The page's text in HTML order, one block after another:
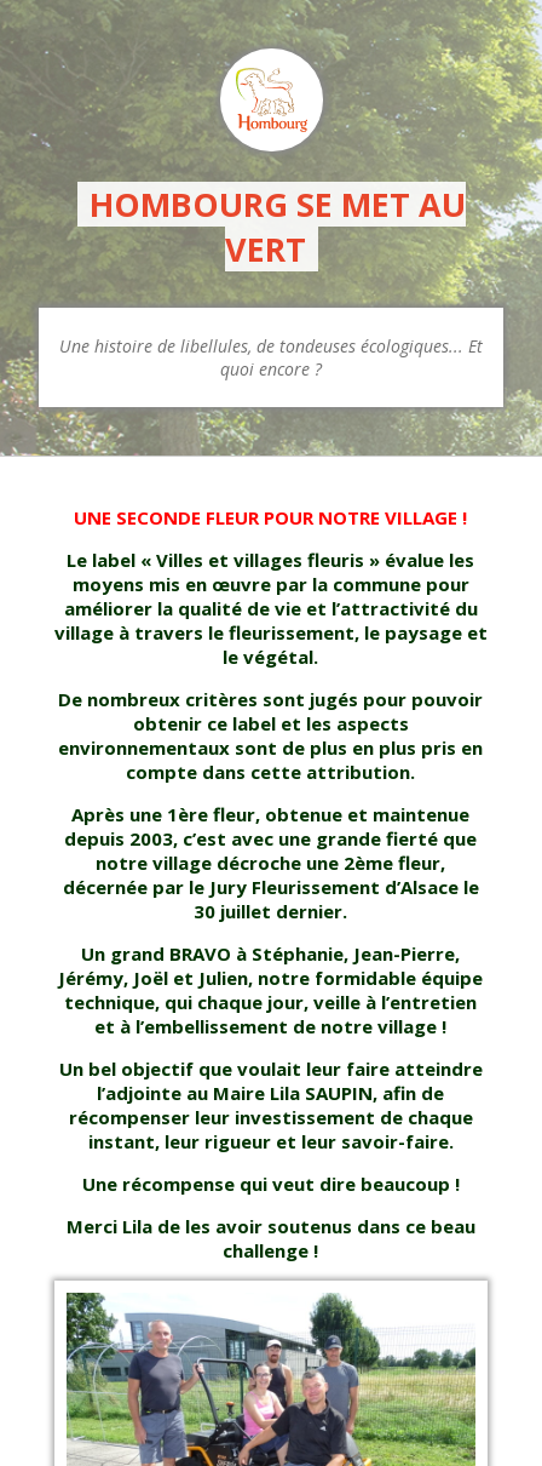
HOMBOURG SE MET AU
VERT
Une histoire de libellules, de tondeuses écologiques... Et
quoi encore ?
UNE SECONDE FLEUR POUR NOTRE VILLAGE !
Le label « Villes et villages fleuris » évalue les
moyens mis en œuvre par la commune pour
améliorer la qualité de vie et l’attractivité du
village à travers le fleurissement, le paysage et
le végétal.
De nombreux critères sont jugés pour pouvoir
obtenir ce label et les aspects
environnementaux sont de plus en plus pris en
compte dans cette attribution.
Après une 1ère fleur, obtenue et maintenue
depuis 2003, c’est avec une grande fierté que
notre village décroche une 2ème fleur,
décernée par le Jury Fleurissement d’Alsace le
30 juillet dernier.
Un grand BRAVO à Stéphanie, Jean-Pierre,
Jérémy, Joël et Julien, notre formidable équipe
technique, qui chaque jour, veille à l’entretien
et à l’embellissement de notre village !
Un bel objectif que voulait leur faire atteindre
l’adjointe au Maire Lila SAUPIN, afin de
récompenser leur investissement de chaque
instant, leur rigueur et leur savoir-faire.
Une récompense qui veut dire beaucoup !
Merci Lila de les avoir soutenus dans ce beau
challenge !